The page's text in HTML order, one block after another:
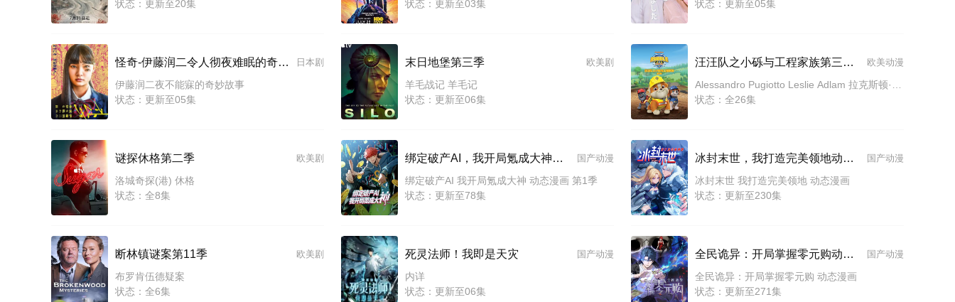
状态：更新至20集
状态：更新至03集
状态：更新至05集
日本剧
怪奇-伊藤润二令人彻夜难眠的奇异故事－
伊藤润二夜不能寐的奇妙故事
状态：更新至05集
欧美剧
末日地堡第三季
羊毛战记 羊毛记
状态：更新至06集
欧美动漫
汪汪队之小砾与工程家族第三季国语
状态：全26集
欧美剧
谜探休格第二季
洛城奇探(港) 休格
状态：全8集
国产动漫
绑定破产AI，我开局氪成大神动态漫画第1季
绑定破产AI 我开局氪成大神 动态漫画 第1季
状态：更新至78集
国产动漫
冰封末世，我打造完美领地动态漫画
冰封末世 我打造完美领地 动态漫画
状态：更新至230集
欧美剧
断林镇谜案第11季
布罗肯伍德疑案
状态：全6集
国产动漫
死灵法师！我即是天灾
内详
状态：更新至06集
国产动漫
全民诡异：开局掌握零元购动态漫画
全民诡异：开局掌握零元购 动态漫画
状态：更新至271集